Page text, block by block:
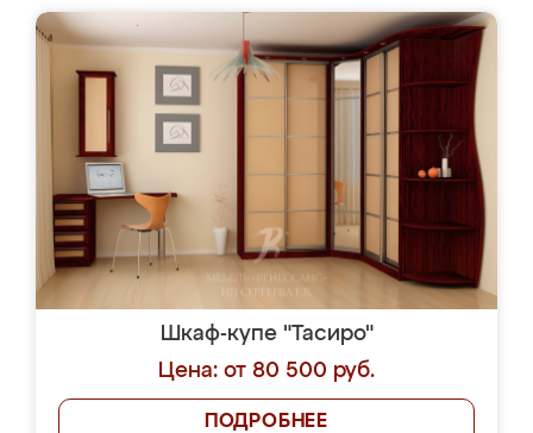
Шкаф-купе "Тасиро"
Цена: от 80 500 руб.
ПОДРОБНЕЕ